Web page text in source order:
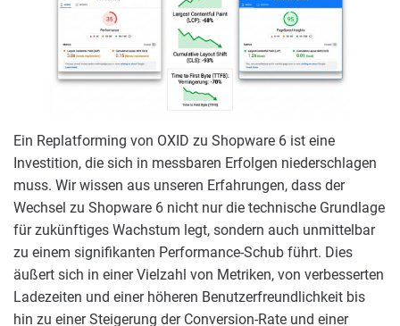
Ein Replatforming von OXID zu Shopware 6 ist eine
Investition, die sich in messbaren Erfolgen niederschlagen
muss. Wir wissen aus unseren Erfahrungen, dass der
Wechsel zu Shopware 6 nicht nur die technische Grundlage
für zukünftiges Wachstum legt, sondern auch unmittelbar
zu einem signifikanten Performance-Schub führt. Dies
äußert sich in einer Vielzahl von Metriken, von verbesserten
Ladezeiten und einer höheren Benutzerfreundlichkeit bis
hin zu einer Steigerung der Conversion-Rate und einer